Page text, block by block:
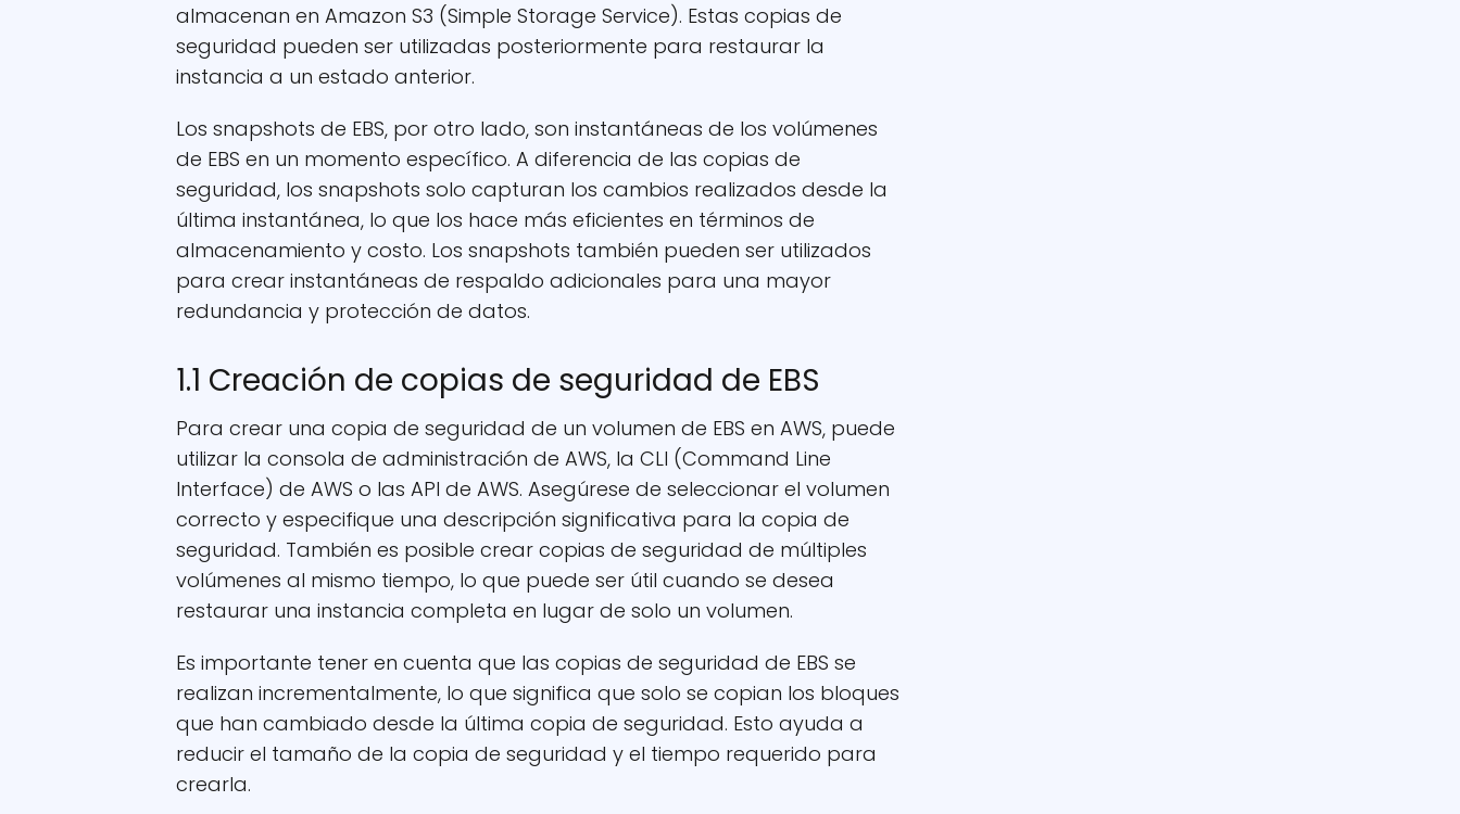
almacenan en Amazon S3 (Simple Storage Service). Estas copias de
seguridad pueden ser utilizadas posteriormente para restaurar la
instancia a un estado anterior.
Los snapshots de EBS, por otro lado, son instantáneas de los volúmenes
de EBS en un momento específico. A diferencia de las copias de
seguridad, los snapshots solo capturan los cambios realizados desde la
última instantánea, lo que los hace más eficientes en términos de
almacenamiento y costo. Los snapshots también pueden ser utilizados
para crear instantáneas de respaldo adicionales para una mayor
redundancia y protección de datos.
1.1 Creación de copias de seguridad de EBS
Para crear una copia de seguridad de un volumen de EBS en AWS, puede
utilizar la consola de administración de AWS, la CLI (Command Line
Interface) de AWS o las API de AWS. Asegúrese de seleccionar el volumen
correcto y especifique una descripción significativa para la copia de
seguridad. También es posible crear copias de seguridad de múltiples
volúmenes al mismo tiempo, lo que puede ser útil cuando se desea
restaurar una instancia completa en lugar de solo un volumen.
Es importante tener en cuenta que las copias de seguridad de EBS se
realizan incrementalmente, lo que significa que solo se copian los bloques
que han cambiado desde la última copia de seguridad. Esto ayuda a
reducir el tamaño de la copia de seguridad y el tiempo requerido para
crearla.